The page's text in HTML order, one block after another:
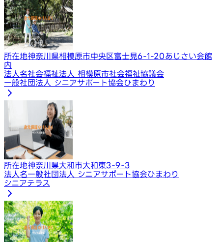
所在地神奈川県相模原市中央区富士見6-1-20あじさい会館
内
法人名社会福祉法人 相模原市社会福祉協議会
一般社団法人 シニアサポート協会ひまわり
所在地神奈川県大和市大和東3-9-3
法人名一般社団法人 シニアサポート協会ひまわり
シニアテラス